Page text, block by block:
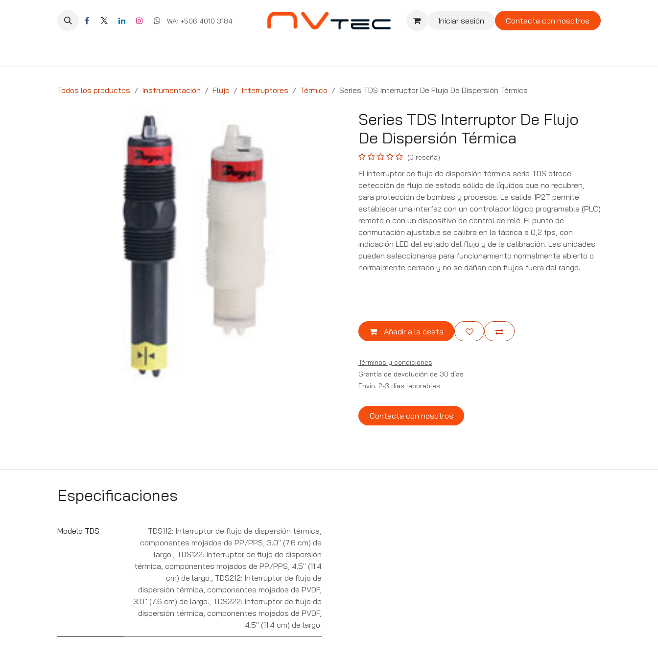
WA: +506 4010 3184 Iniciar sesión Contacta con nosotros
Todos los productos Instrumentación Flujo Interruptores Térmico Series TDS Interruptor De Flujo De Dispersión Térmica
Series TDS Interruptor De Flujo
De Dispersión Térmica
(0 reseña)
El interruptor de flujo de dispersión térmica serie TDS ofrece
detección de flujo de estado sólido de líquidos que no recubren,
para protección de bombas y procesos. La salida 1P2T permite
establecer una interfaz con un controlador lógico programable (PLC)
remoto o con un dispositivo de control de relé. El punto de
conmutación ajustable se calibra en la fábrica a 0,2 fps, con
indicación LED del estado del flujo y de la calibración. Las unidades
pueden seleccionarse para funcionamiento normalmente abierto o
normalmente cerrado y no se dañan con flujos fuera del rango.
Añadir a la cesta
Términos y condiciones
Grantía de devolución de 30 días
Envío: 2-3 días laborables
Contacta con nosotros
Especificaciones
Modelo TDS
TDS112: Interruptor de flujo de dispersión térmica,
componentes mojados de PP/PPS, 3.0" (7.6 cm) de
largo., TDS122: Interruptor de flujo de dispersión
térmica, componentes mojados de PP/PPS, 4.5" (11.4
cm) de largo., TDS212: Interruptor de flujo de
dispersión térmica, componentes mojados de PVDF,
3.0" (7.6 cm) de largo., TDS222: Interruptor de flujo de
dispersión térmica, componentes mojados de PVDF,
4.5" (11.4 cm) de largo.